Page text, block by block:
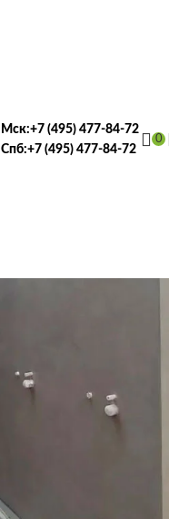
Мск:+7 (495) 477-84-72
Спб:+7 (495) 477-84-72
0